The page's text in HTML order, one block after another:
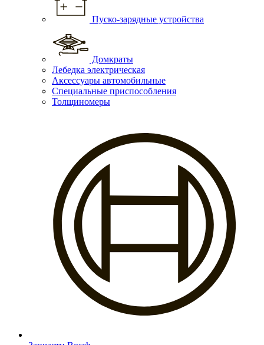
Пуско-зарядные устройства
Домкраты
Лебедка электрическая
Аксессуары автомобильные
Специальные приспособления
Толщиномеры